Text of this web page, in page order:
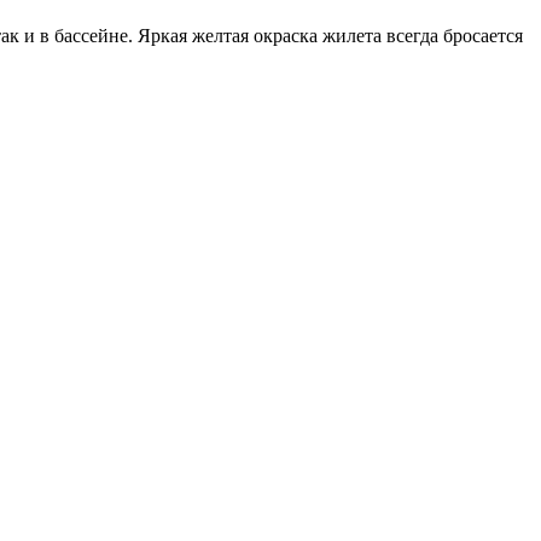
в бассейне. Яркая желтая окраска жилета всегда бросается